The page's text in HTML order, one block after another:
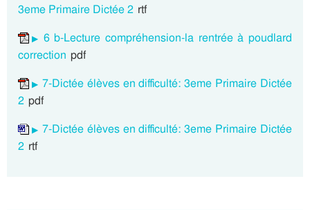
3eme Primaire Dictée 2 rtf
6 b-Lecture compréhension-la rentrée à poudlard
correction pdf
7-Dictée élèves en difficulté: 3eme Primaire Dictée
2 pdf
7-Dictée élèves en difficulté: 3eme Primaire Dictée
2 rtf